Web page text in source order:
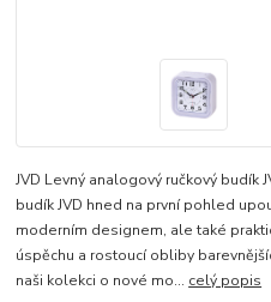
JVD Levný analogový ručkový budík
budík JVD hned na první pohled
moderním designem, ale také
úspěchu a rostoucí obliby
naši kolekci o nové mo... celý popis